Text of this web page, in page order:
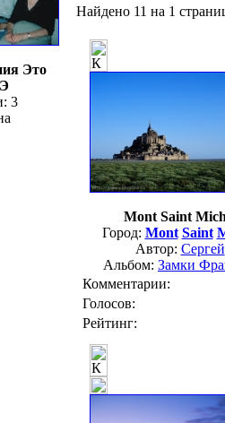
Это
3
Найдено 11 на 1
Mont Saint
Город: Mont Saint
Автор: Сергей
Альбом: Замки
Комментарии:
Голосов:
Рейтинг: